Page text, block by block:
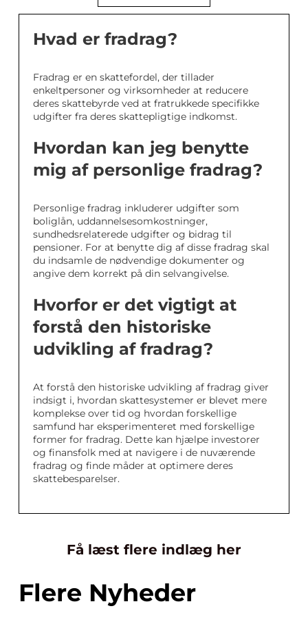
Hvad er fradrag?
Fradrag er en skattefordel, der tillader
enkeltpersoner og virksomheder at reducere
deres skattebyrde ved at fratrukkede specifikke
udgifter fra deres skattepligtige indkomst.
Hvordan kan jeg benytte
mig af personlige fradrag?
Personlige fradrag inkluderer udgifter som
boliglån, uddannelsesomkostninger,
sundhedsrelaterede udgifter og bidrag til
pensioner. For at benytte dig af disse fradrag skal
du indsamle de nødvendige dokumenter og
angive dem korrekt på din selvangivelse.
Hvorfor er det vigtigt at
forstå den historiske
udvikling af fradrag?
At forstå den historiske udvikling af fradrag giver
indsigt i, hvordan skattesystemer er blevet mere
komplekse over tid og hvordan forskellige
samfund har eksperimenteret med forskellige
former for fradrag. Dette kan hjælpe investorer
og finansfolk med at navigere i de nuværende
fradrag og finde måder at optimere deres
skattebesparelser.
Få læst flere indlæg her
Flere Nyheder